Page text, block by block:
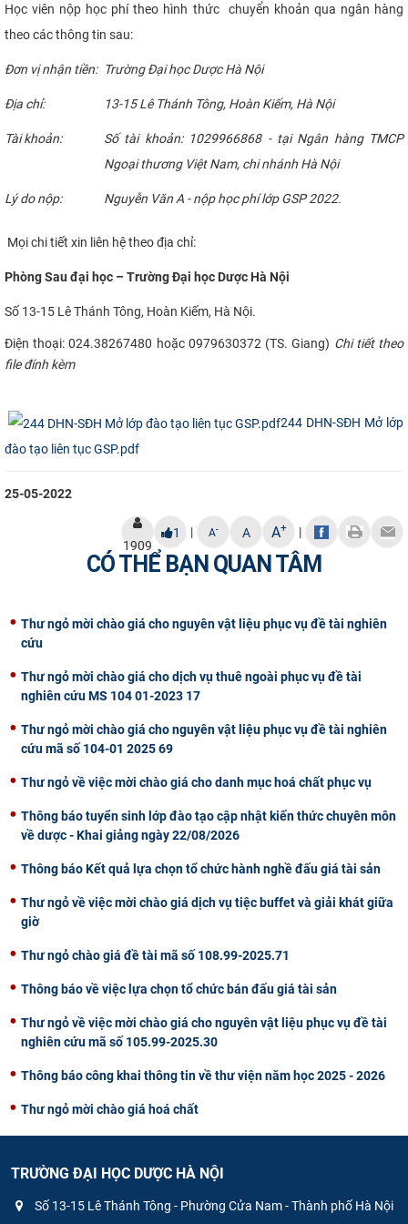
Học viên nộp học phí theo hình thức chuyển khoản qua ngân hàng
theo các thông tin sau:
Đơn vị nhận tiền: Trường Đại học Dược Hà Nội
Địa chỉ: 13-15 Lê Thánh Tông, Hoàn Kiếm, Hà Nội
Tài khoản:
Số tài khoản: 1029966868 - tại Ngân hàng TMCP
Ngoại thương Việt Nam, chi nhánh Hà Nội
Lý do nộp: Nguyễn Văn A - nộp học phí lớp GSP 2022.
Mọi chi tiết xin liên hệ theo địa chỉ:
Phòng Sau đại học – Trường Đại học Dược Hà Nội
Số 13-15 Lê Thánh Tông, Hoàn Kiếm, Hà Nội.
Điện thoại: 024.38267480 hoặc 0979630372 (TS. Giang) Chi tiết theo
file đính kèm
244 DHN-SĐH Mở lớp
đào tạo liên tục GSP.pdf
25-05-2022
1909
1 | A- A A+ |
CÓ THỂ BẠN QUAN TÂM
Thư ngỏ mời chào giá cho nguyên vật liệu phục vụ đề tài nghiên
cứu
Thư ngỏ mời chào giá cho dịch vụ thuê ngoài phục vụ đề tài
nghiên cứu MS 104 01-2023 17
Thư ngỏ mời chào giá cho nguyên vật liệu phục vụ đề tài nghiên
cứu mã số 104-01 2025 69
Thư ngỏ về việc mời chào giá cho danh mục hoá chất phục vụ
Thông báo tuyển sinh lớp đào tạo cập nhật kiến thức chuyên môn
về dược - Khai giảng ngày 22/08/2026
Thông báo Kết quả lựa chọn tổ chức hành nghề đấu giá tài sản
Thư ngỏ về việc mời chào giá dịch vụ tiệc buffet và giải khát giữa
giờ
Thư ngỏ chào giá đề tài mã số 108.99-2025.71
Thông báo về việc lựa chọn tổ chức bán đấu giá tài sản
Thư ngỏ về việc mời chào giá cho nguyên vật liệu phục vụ đề tài
nghiên cứu mã số 105.99-2025.30
Thông báo công khai thông tin về thư viện năm học 2025 - 2026
Thư ngỏ mời chào giá hoá chất
TRƯỜNG ĐẠI HỌC DƯỢC HÀ NỘI
Số 13-15 Lê Thánh Tông - Phường Cửa Nam - Thành phố Hà Nội